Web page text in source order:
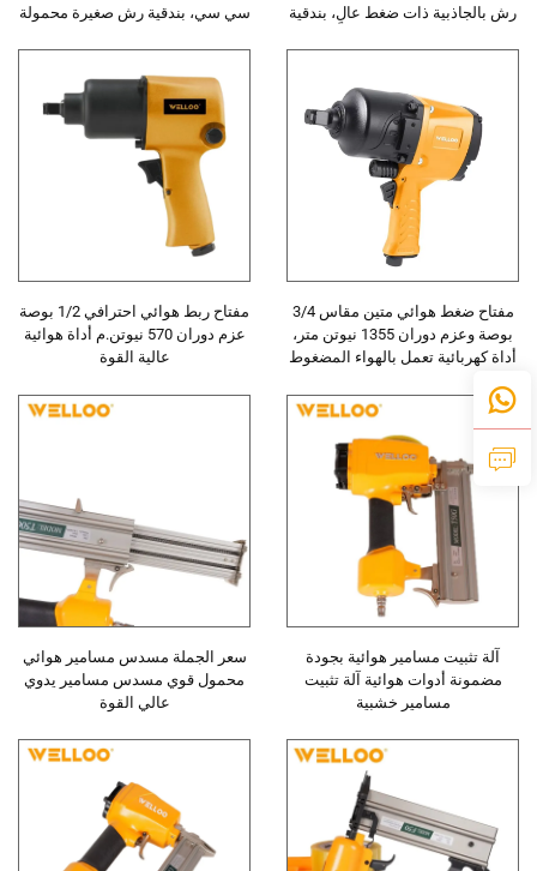
رش بالجاذبية ذات ضغط عالٍ، بندقية
سي سي، بندقية رش صغيرة محمولة
مفتاح ضغط هوائي متين مقاس 3/4
بوصة وعزم دوران 1355 نيوتن متر،
أداة كهربائية تعمل بالهواء المضغوط
مفتاح ربط هوائي احترافي 1/2 بوصة
عزم دوران 570 نيوتن.م أداة هوائية
عالية القوة
آلة تثبيت مسامير هوائية بجودة
مضمونة أدوات هوائية آلة تثبيت
مسامير خشبية
سعر الجملة مسدس مسامير هوائي
محمول قوي مسدس مسامير يدوي
عالي القوة